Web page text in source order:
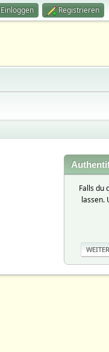
Einloggen Registrieren
Falls du
lassen.